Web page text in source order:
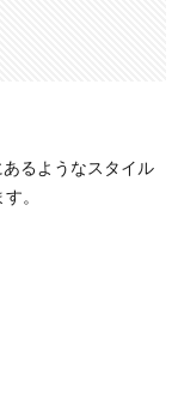
るようなスタイル
。